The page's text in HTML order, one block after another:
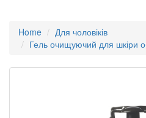
Home
Для чоловіків
Гель очищуючий для шкіри